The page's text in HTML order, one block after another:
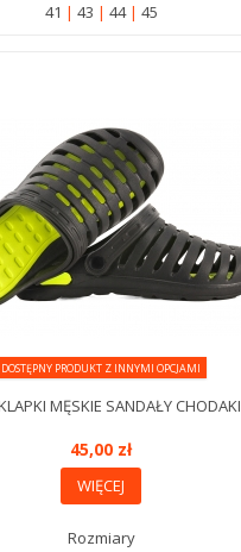
41
43 44 45
DOSTĘPNY PRODUKT Z INNYMI OPCJAMI
MĘSKIE SANDAŁY
45,00 zł
WIĘCEJ
Rozmiary